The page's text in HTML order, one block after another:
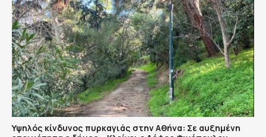
Υψηλός κίνδυνος πυρκαγιάς στην Αθήνα: Σε αυξημένη